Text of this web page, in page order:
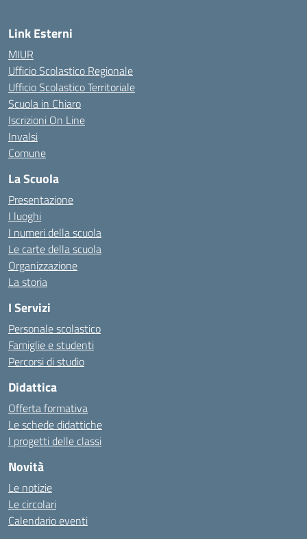
Link Esterni
MIUR
Ufficio Scolastico Regionale
Ufficio Scolastico Territoriale
Scuola in Chiaro
Iscrizioni On Line
Invalsi
Comune
La Scuola
Presentazione
I luoghi
I numeri della scuola
Le carte della scuola
Organizzazione
La storia
I Servizi
Personale scolastico
Famiglie e studenti
Percorsi di studio
Didattica
Offerta formativa
Le schede didattiche
I progetti delle classi
Novità
Le notizie
Le circolari
Calendario eventi